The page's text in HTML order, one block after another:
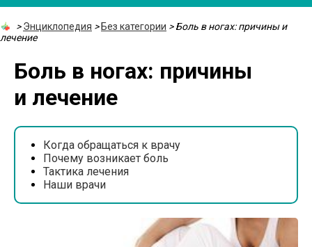
>Энциклопедия > Без категории >Боль в ногах: причины и
лечение
Боль в ногах: причины
и лечение
Когда обращаться к врачу
Почему возникает боль
Тактика лечения
Наши врачи